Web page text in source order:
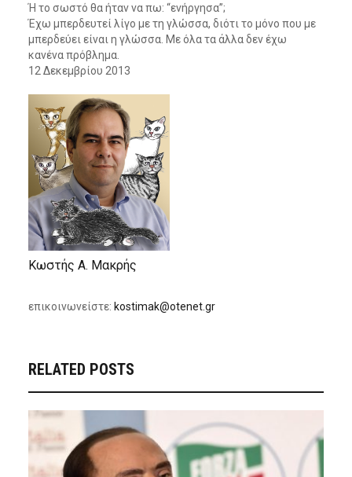
Ή το σωστό θα ήταν να πω: “ενήργησα”;
Έχω μπερδευτεί λίγο με τη γλώσσα, διότι το μόνο που με
μπερδεύει είναι η γλώσσα. Με όλα τα άλλα δεν έχω
κανένα πρόβλημα.
12 Δεκεμβρίου 2013
Κωστής Α. Μακρής
επικοινωνείστε: kostimak@otenet.gr
RELATED POSTS